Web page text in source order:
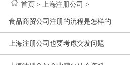
首页 > 上海注册公司 >
食品商贸公司注册的流程是怎样的
上海注册公司也要考虑突发问题